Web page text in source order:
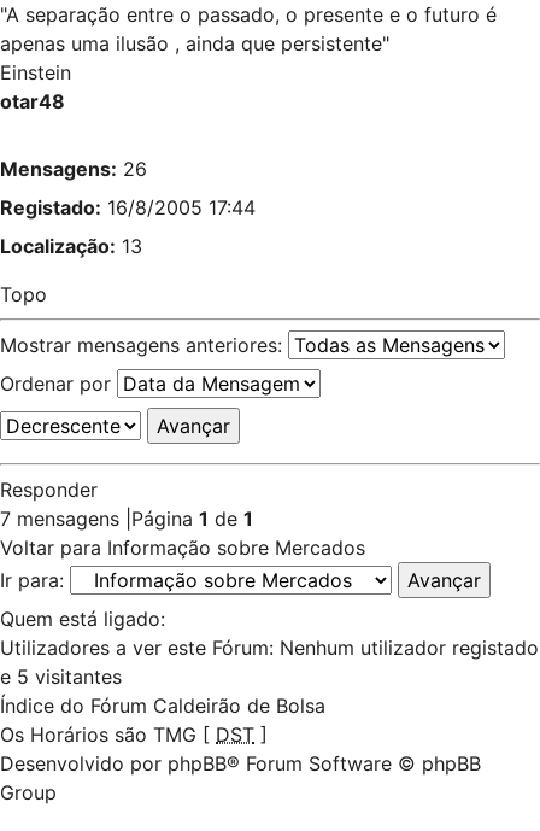
"A separação entre o passado, o presente e o futuro é
apenas uma ilusão , ainda que persistente"
Einstein
otar48
Mensagens: 26
Registado: 16/8/2005 17:44
Localização: 13
Topo
Mostrar mensagens anteriores:
Ordenar por
Responder
7 mensagens Página 1 de 1
Voltar para Informação sobre Mercados
Ir para:
Quem está ligado:
Utilizadores a ver este Fórum: Nenhum utilizador registado
e 5 visitantes
Índice do Fórum Caldeirão de Bolsa
Os Horários são TMG [ DST ]
Desenvolvido por phpBB® Forum Software © phpBB
Group